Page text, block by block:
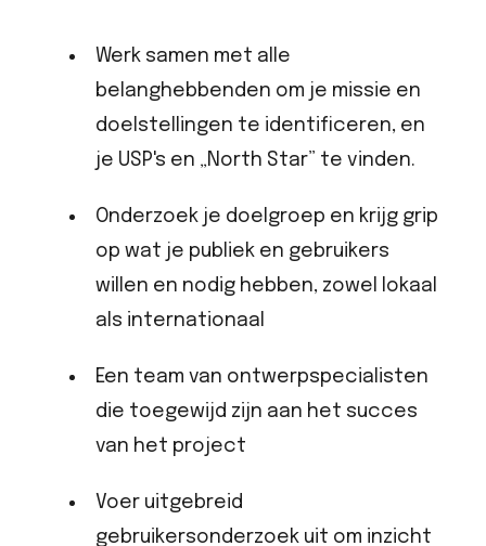
Werk samen met alle
belanghebbenden om je missie en
doelstellingen te identificeren, en
je USP's en „North Star” te vinden.
Onderzoek je doelgroep en krijg grip
op wat je publiek en gebruikers
willen en nodig hebben, zowel lokaal
als internationaal
Een team van ontwerpspecialisten
die toegewijd zijn aan het succes
van het project
Voer uitgebreid
gebruikersonderzoek uit om inzicht